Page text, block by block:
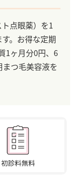
点眼薬）を1
。お得な定期
1ヶ月分0円、6
つ毛美容液を